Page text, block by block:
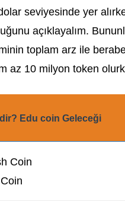
seviyesinde yer
açıklayalım.
toplam arz ile
az 10 milyon token
Edu coin Geleceği